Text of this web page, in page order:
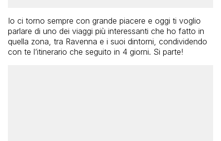
Io ci torno sempre con grande piacere e oggi ti voglio
parlare di uno dei viaggi più interessanti che ho fatto in
quella zona, tra Ravenna e i suoi dintorni, condividendo
con te l’itinerario che seguito in 4 giorni. Si parte!